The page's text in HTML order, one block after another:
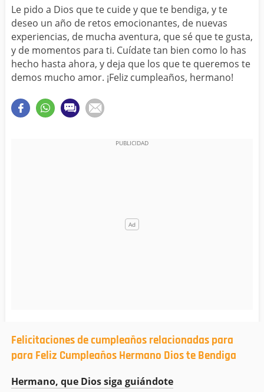
ALGUIEN ESPECIAL
PRIMO
TODAS LAS CATEGORÍAS
Le pido a Dios que te cuide y que te bendiga, y te
deseo un año de retos emocionantes, de nuevas
experiencias, de mucha aventura, que sé que te gusta,
y de momentos para ti. Cuídate tan bien como lo has
hecho hasta ahora, y deja que los que te queremos te
demos mucho amor. ¡Feliz cumpleaños, hermano!
Felicitaciones de cumpleaños relacionadas para
para Feliz Cumpleaños Hermano Dios te Bendiga
Hermano, que Dios siga guiándote